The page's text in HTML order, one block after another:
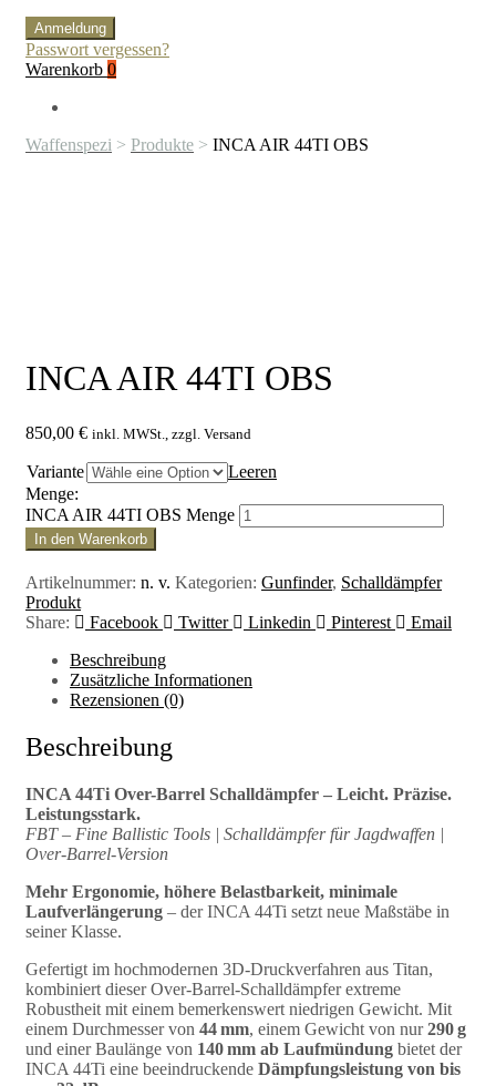
Anmeldung
Passwort vergessen?
Warenkorb 0
Waffenspezi > Produkte > INCA AIR 44TI OBS
INCA AIR 44TI OBS
850,00 € inkl. MWSt., zzgl. Versand
Variante
Leeren
Menge:
INCA AIR 44TI OBS Menge
In den Warenkorb
Artikelnummer: n. v. Kategorien: Gunfinder, Schalldämpfer
Produkt
Share:
Facebook Twitter Linkedin Pinterest
Email
Beschreibung
Zusätzliche Informationen
Rezensionen (0)
Beschreibung
INCA 44Ti Over-Barrel Schalldämpfer – Leicht. Präzise.
Leistungsstark.
FBT – Fine Ballistic Tools | Schalldämpfer für Jagdwaffen |
Over-Barrel-Version
Mehr Ergonomie, höhere Belastbarkeit, minimale
Laufverlängerung – der INCA 44Ti setzt neue Maßstäbe in
seiner Klasse.
Gefertigt im hochmodernen 3D-Druckverfahren aus Titan,
kombiniert dieser Over-Barrel-Schalldämpfer extreme
Robustheit mit einem bemerkenswert niedrigen Gewicht. Mit
einem Durchmesser von 44 mm, einem Gewicht von nur290 g
und einer Baulänge von 140 mm ab Laufmündung bietet der
INCA 44Ti eine beeindruckende Dämpfungsleistung von bis